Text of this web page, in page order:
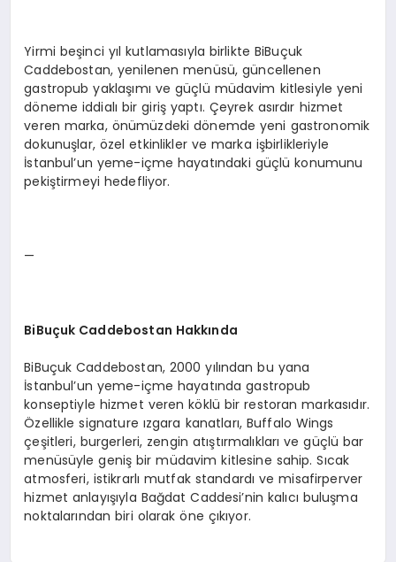
Yirmi beşinci yıl kutlamasıyla birlikte BiBuçuk
Caddebostan, yenilenen menüsü, güncellenen
gastropub yaklaşımı ve güçlü müdavim kitlesiyle yeni
döneme iddialı bir giriş yaptı. Çeyrek asırdır hizmet
veren marka, önümüzdeki dönemde yeni gastronomik
dokunuşlar, özel etkinlikler ve marka işbirlikleriyle
İstanbul’un yeme-içme hayatındaki güçlü konumunu
pekiştirmeyi hedefliyor.
—
BiBuçuk Caddebostan Hakkında
BiBuçuk Caddebostan, 2000 yılından bu yana
İstanbul’un yeme-içme hayatında gastropub
konseptiyle hizmet veren köklü bir restoran markasıdır.
Özellikle signature ızgara kanatları, Buffalo Wings
çeşitleri, burgerleri, zengin atıştırmalıkları ve güçlü bar
menüsüyle geniş bir müdavim kitlesine sahip. Sıcak
atmosferi, istikrarlı mutfak standardı ve misafirperver
hizmet anlayışıyla Bağdat Caddesi’nin kalıcı buluşma
noktalarından biri olarak öne çıkıyor.